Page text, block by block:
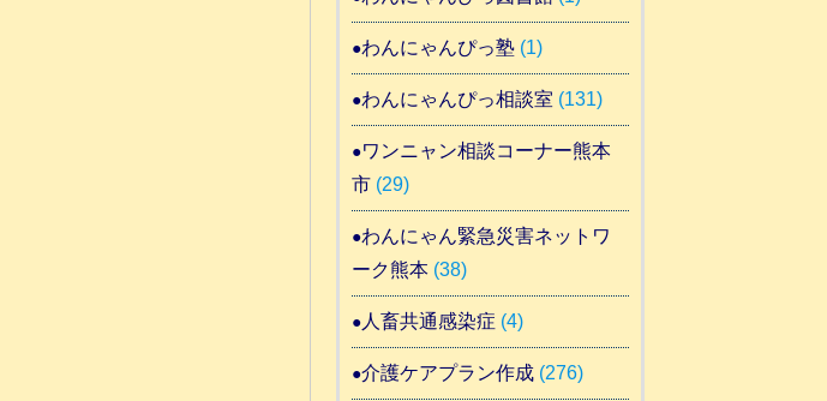
わんにゃんぴっ塾(1)
わんにゃんぴっ相談室 (131)
ワンニャン相談コーナー熊本
市(29)
わんにゃん緊急災害ネットワ
ーク熊本(38)
人畜共通感染症 (4)
介護ケアプラン作成(276)